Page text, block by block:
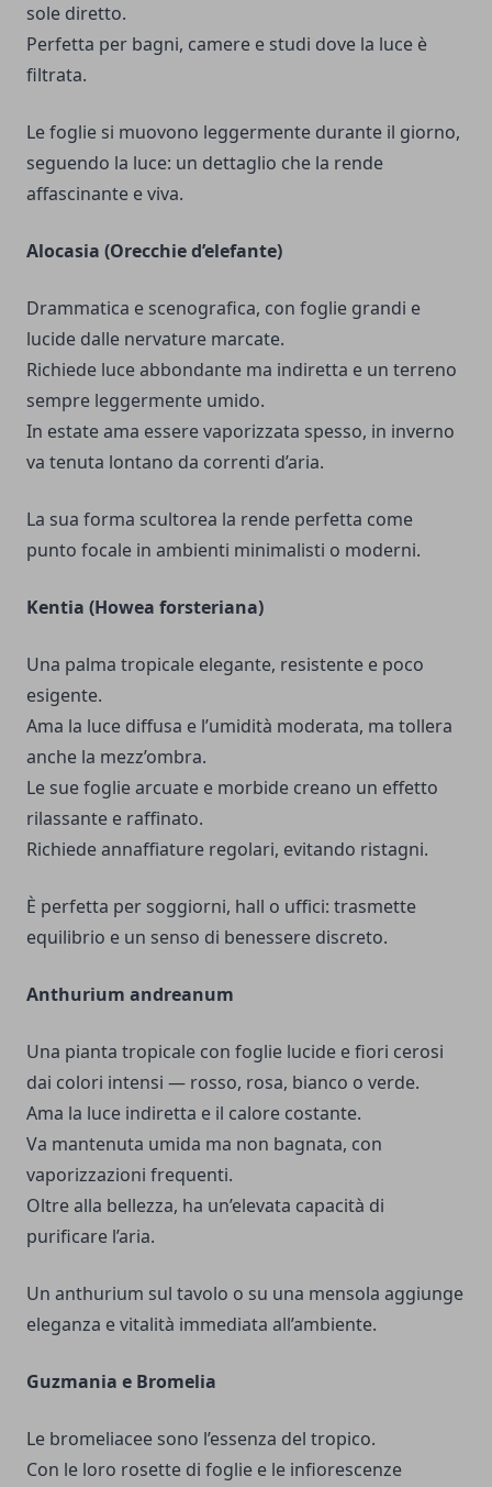
sole diretto.
Perfetta per bagni, camere e studi dove la luce è
filtrata.
Le foglie si muovono leggermente durante il giorno,
seguendo la luce: un dettaglio che la rende
affascinante e viva.
Alocasia (Orecchie d’elefante)
Drammatica e scenografica, con foglie grandi e
lucide dalle nervature marcate.
Richiede luce abbondante ma indiretta e un terreno
sempre leggermente umido.
In estate ama essere vaporizzata spesso, in inverno
va tenuta lontano da correnti d’aria.
La sua forma scultorea la rende perfetta come
punto focale in ambienti minimalisti o moderni.
Kentia (Howea forsteriana)
Una palma tropicale elegante, resistente e poco
esigente.
Ama la luce diffusa e l’umidità moderata, ma tollera
anche la mezz’ombra.
Le sue foglie arcuate e morbide creano un effetto
rilassante e raffinato.
Richiede annaffiature regolari, evitando ristagni.
È perfetta per soggiorni, hall o uffici: trasmette
equilibrio e un senso di benessere discreto.
Anthurium andreanum
Una pianta tropicale con foglie lucide e fiori cerosi
dai colori intensi — rosso, rosa, bianco o verde.
Ama la luce indiretta e il calore costante.
Va mantenuta umida ma non bagnata, con
vaporizzazioni frequenti.
Oltre alla bellezza, ha un’elevata capacità di
purificare l’aria.
Un anthurium sul tavolo o su una mensola aggiunge
eleganza e vitalità immediata all’ambiente.
Guzmania e Bromelia
Le bromeliacee sono l’essenza del tropico.
Con le loro rosette di foglie e le infiorescenze